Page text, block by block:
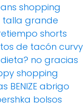
shopping
talla grande
shorts
de tacón curvy
no gracias
shopping
BENIZE abrigo
bolsos